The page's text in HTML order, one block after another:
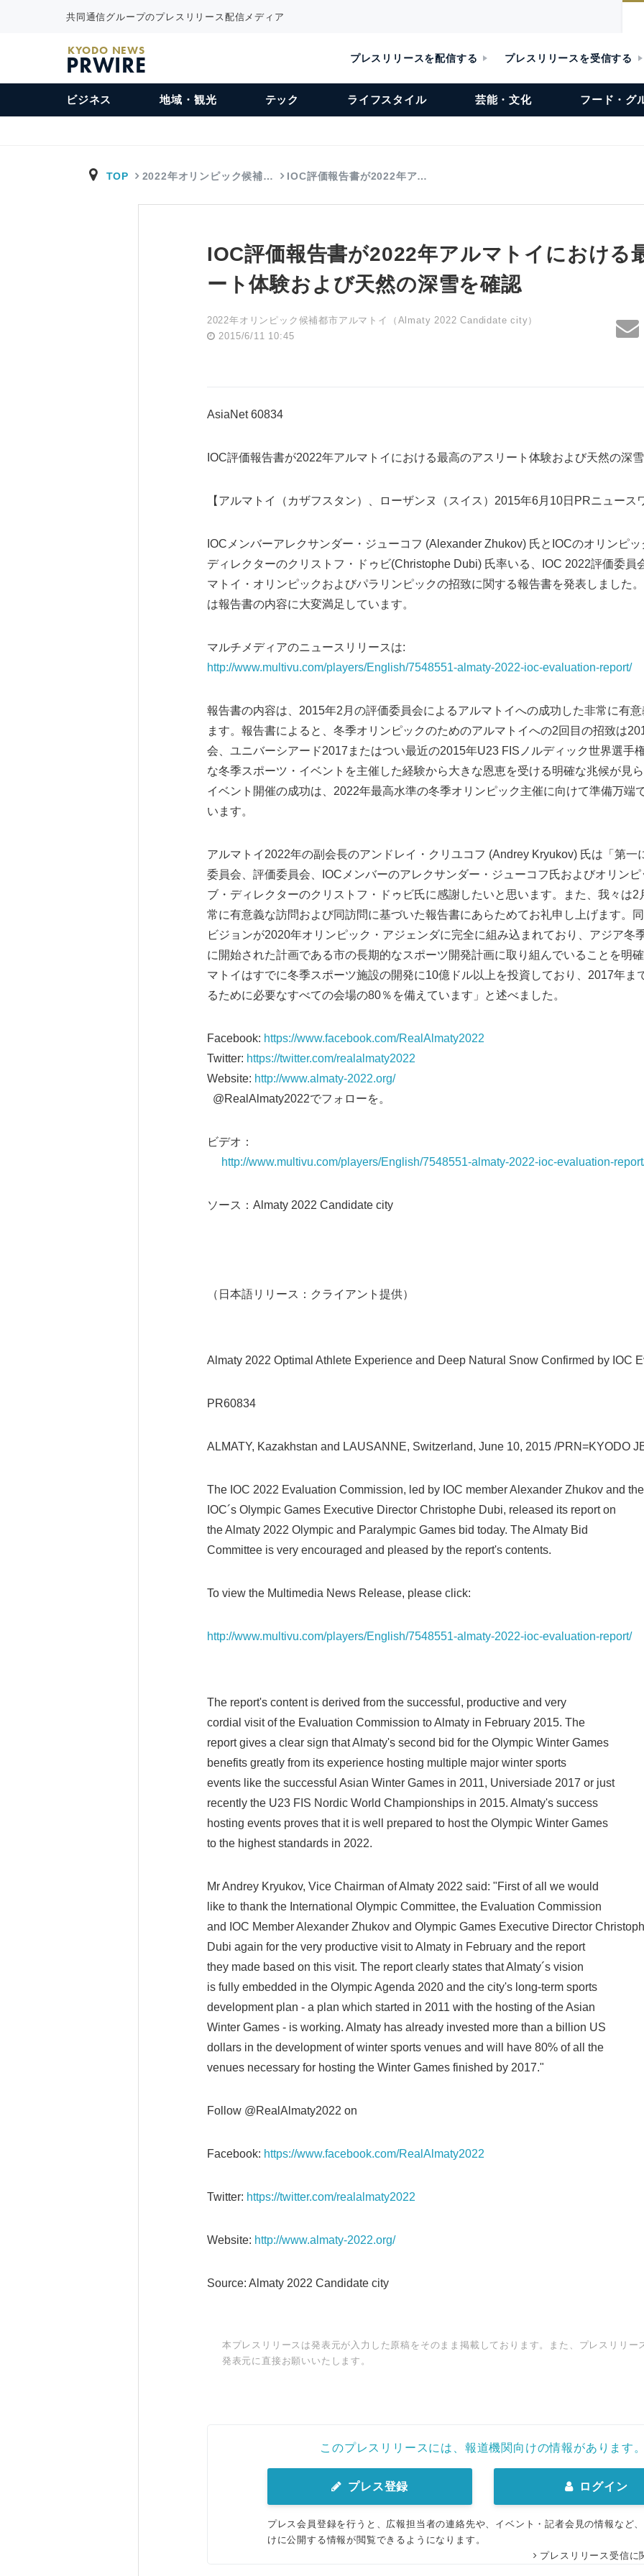
共同通信グループのプレスリリース配信メディア
KYODO NEWS
PRWIRE プレスリリースを配信する プレスリリースを受信する
ビジネス 地域・観光 テック ライフスタイル 芸能・文化 フード・グ
TOP 2022年オリンピック候補… IOC評価報告書が2022年ア…
IOC評価報告書が2022年アルマトイにおける
ート体験および天然の深雪を確認
2022年オリンピック候補都市アルマトイ（Almaty 2022 Candidate city）
2015/6/11 10:45
AsiaNet 60834
IOC評価報告書が2022年アルマトイにおける最高のアスリート体験および天然の深
【アルマトイ（カザフスタン）、ローザンヌ（スイス）2015年6月10日PRニュース
IOCメンバーアレクサンダー・ジューコフ (Alexander Zhukov) 氏とIOCのオリンピ
ディレクターのクリストフ・ドゥビ(Christophe Dubi) 氏率いる、IOC 2022評価委員
マトイ・オリンピックおよびパラリンピックの招致に関する報告書を発表しました
は報告書の内容に大変満足しています。
マルチメディアのニュースリリースは:
http://www.multivu.com/players/English/7548551-almaty-2022-ioc-evaluation-report/
報告書の内容は、2015年2月の評価委員会によるアルマトイへの成功した非常に有
ます。報告書によると、冬季オリンピックのためのアルマトイへの2回目の招致は
会、ユニバーシアード2017またはつい最近の2015年U23 FISノルディック世界選手
な冬季スポーツ・イベントを主催した経験から大きな恩恵を受ける明確な兆候が見
イベント開催の成功は、2022年最高水準の冬季オリンピック主催に向けて準備万端
います。
アルマトイ2022年の副会長のアンドレイ・クリユコフ (Andrey Kryukov) 氏は「第一
委員会、評価委員会、IOCメンバーのアレクサンダー・ジューコフ氏およびオリン
ブ・ディレクターのクリストフ・ドゥビ氏に感謝したいと思います。また、我々は2
常に有意義な訪問および同訪問に基づいた報告書にあらためてお礼申し上げます。
ビジョンが2020年オリンピック・アジェンダに完全に組み込まれており、アジア冬
に開始された計画である市の長期的なスポーツ開発計画に取り組んでいることを明
マトイはすでに冬季スポーツ施設の開発に10億ドル以上を投資しており、2017年ま
るために必要なすべての会場の80％を備えています」と述べました。
Facebook: https://www.facebook.com/RealAlmaty2022
Twitter: https://twitter.com/realalmaty2022
Website: http://www.almaty-2022.org/
@RealAlmaty2022でフォローを。
ビデオ：
http://www.multivu.com/players/English/7548551-almaty-2022-ioc-evaluation-
ソース：Almaty 2022 Candidate city
（日本語リリース：クライアント提供）
Almaty 2022 Optimal Athlete Experience and Deep Natural Snow Confirmed by IOC
PR60834
ALMATY, Kazakhstan and LAUSANNE, Switzerland, June 10, 2015 /PRN=KYODO
The IOC 2022 Evaluation Commission, led by IOC member Alexander Zhukov and the
IOC´s Olympic Games Executive Director Christophe Dubi, released its report on
the Almaty 2022 Olympic and Paralympic Games bid today. The Almaty Bid
Committee is very encouraged and pleased by the report's contents.
To view the Multimedia News Release, please click:
http://www.multivu.com/players/English/7548551-almaty-2022-ioc-evaluation-report/
The report's content is derived from the successful, productive and very
cordial visit of the Evaluation Commission to Almaty in February 2015. The
report gives a clear sign that Almaty's second bid for the Olympic Winter Games
benefits greatly from its experience hosting multiple major winter sports
events like the successful Asian Winter Games in 2011, Universiade 2017 or just
recently the U23 FIS Nordic World Championships in 2015. Almaty's success
hosting events proves that it is well prepared to host the Olympic Winter Games
to the highest standards in 2022.
Mr Andrey Kryukov, Vice Chairman of Almaty 2022 said: "First of all we would
like to thank the International Olympic Committee, the Evaluation Commission
and IOC Member Alexander Zhukov and Olympic Games Executive Director
Dubi again for the very productive visit to Almaty in February and the report
they made based on this visit. The report clearly states that Almaty´s vision
is fully embedded in the Olympic Agenda 2020 and the city's long-term sports
development plan - a plan which started in 2011 with the hosting of the Asian
Winter Games - is working. Almaty has already invested more than a billion US
dollars in the development of winter sports venues and will have 80% of all the
venues necessary for hosting the Winter Games finished by 2017."
Follow @RealAlmaty2022 on
Facebook: https://www.facebook.com/RealAlmaty2022
Twitter: https://twitter.com/realalmaty2022
Website: http://www.almaty-2022.org/
Source: Almaty 2022 Candidate city
本プレスリリースは発表元が入力した原稿をそのまま掲載しております。また、プレスリリー
発表元に直接お願いいたします。
このプレスリリースには、報道機関向けの情報があります
プレス登録 ログイン
プレス会員登録を行うと、広報担当者の連絡先や、イベント・記者会見の情報など
けに公開する情報が閲覧できるようになります。
プレスリリース受信に
Japanese
English